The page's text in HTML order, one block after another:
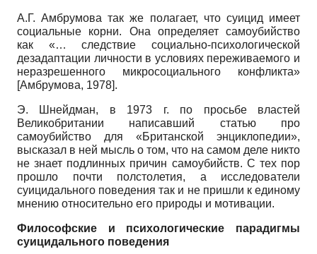
А.Г. Амбрумова так же полагает, что суицид имеет
социальные корни. Она определяет самоубийство
как «… следствие социально-психологической
дезадаптации личности в условиях переживаемого и
неразрешенного микросоциального конфликта»
[Амбрумова, 1978].
Э. Шнейдман, в 1973 г. по просьбе властей
Великобритании написавший статью про
самоубийство для «Британской энциклопедии»,
высказал в ней мысль о том, что на самом деле никто
не знает подлинных причин самоубийств. С тех пор
прошло почти полстолетия, а исследователи
суицидального поведения так и не пришли к единому
мнению относительно его природы и мотивации.
Философские и психологические парадигмы
суицидального поведения